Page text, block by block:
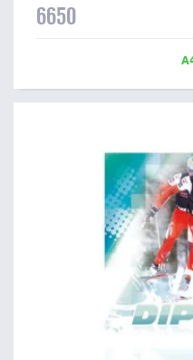
Papírový diplom s motivem
6650